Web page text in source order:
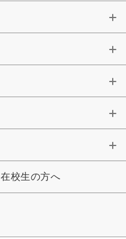
在校生の方へ